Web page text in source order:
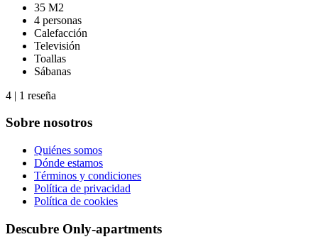
35 M2
4 personas
Calefacción
Televisión
Toallas
Sábanas
4 | 1 reseña
Sobre nosotros
Quiénes somos
Dónde estamos
Términos y condiciones
Política de privacidad
Política de cookies
Descubre Only-apartments